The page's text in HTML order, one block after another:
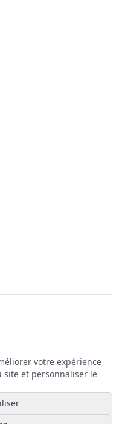
droits réservés.
votre expérience
site et personnaliser le